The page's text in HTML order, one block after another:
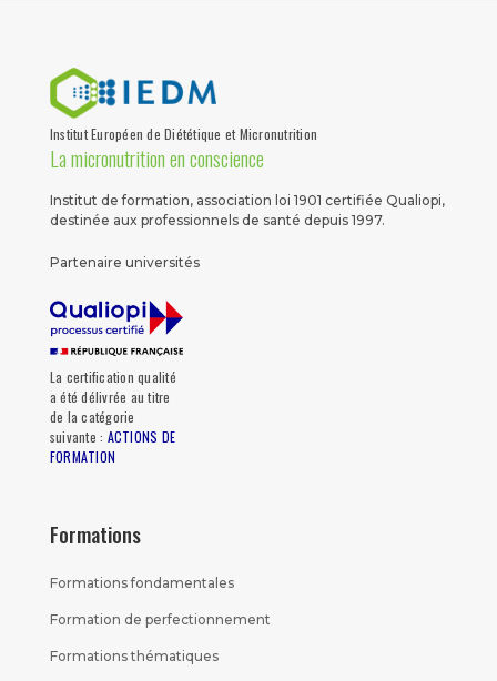
Institut Européen de Diététique et Micronutrition
La micronutrition en conscience
Institut de formation, association loi 1901 certifiée Qualiopi,
destinée aux professionnels de santé depuis 1997.
Partenaire universités
La certification qualité
a été délivrée au titre
de la catégorie
suivante : ACTIONS DE
FORMATION
Formations
Formations fondamentales
Formation de perfectionnement
Formations thématiques